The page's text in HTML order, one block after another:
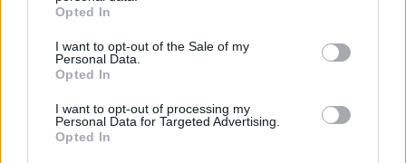
use your data for below specified purposes in below Google
consent section.
Opted In
I want to opt-out of the Sale of my
Personal Data.
Opted In
I want to opt-out of processing my
Personal Data for Targeted Advertising.
Opted In